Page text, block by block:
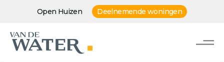
Open Huizen Deelnemende woningen